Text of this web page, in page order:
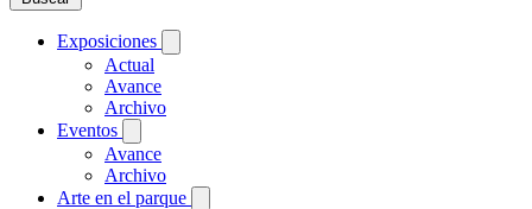
Exposiciones
Actual
Avance
Archivo
Eventos
Avance
Archivo
Arte en el parque